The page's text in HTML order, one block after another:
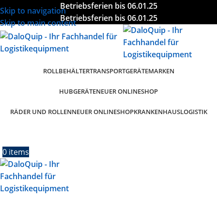
Skip to navigation
Skip to main content
Betriebsferien bis 06.01.25
Betriebsferien bis 06.01.25
ROLLBEHÄLTERTRANSPORTGERÄTEMARKEN
HUBGERÄTENEUER ONLINESHOP
RÄDER UND ROLLENNEUER ONLINESHOPKRANKENHAUSLOGISTIK
0 items